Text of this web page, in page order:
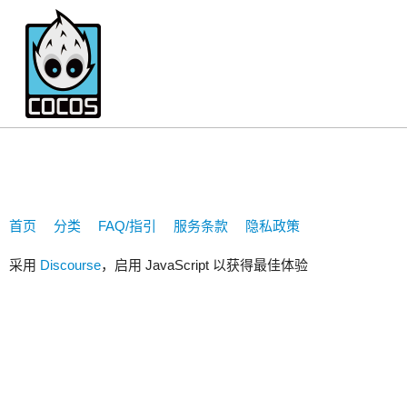
994061544
首页 分类 FAQ/指引 服务条款 隐私政策
采用 Discourse，启用 JavaScript 以获得最佳体验